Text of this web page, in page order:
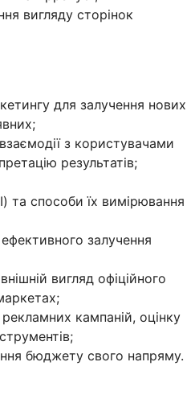
вигляду сторінок
для залучення нових
з користувачами
результатів;
та способи їх вимірювання
залучення
вигляд офіційного
кампаній, оцінку
бюджету свого напряму.